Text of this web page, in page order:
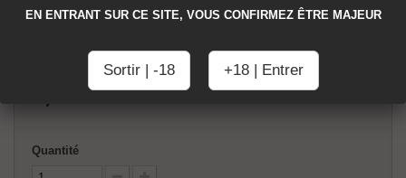
2,95 €TTC
Quantité
EN ENTRANT SUR CE SITE, VOUS CONFIRMEZ ÊTRE MAJEUR
Sortir | -18 +18 | Entrer